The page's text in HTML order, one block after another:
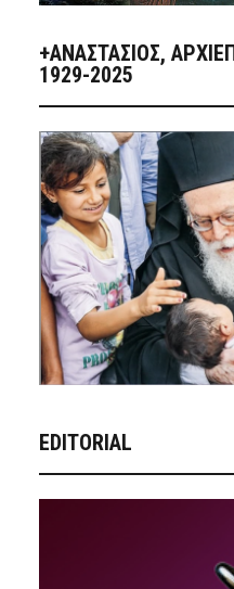
+ΑΝΑΣΤΆΣΙΟΣ,
1929-2025
EDITORIAL